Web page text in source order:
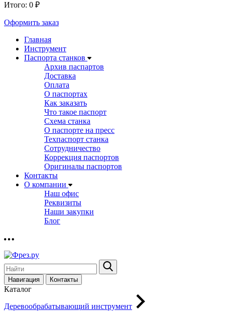
Итого: 0 ₽
Оформить заказ
Главная
Инструмент
Паспорта станков
Архив паспартов
Доставка
Оплата
О паспортах
Как заказать
Что такое паспорт
Схема станка
О паспорте на пресс
Техпаспорт станка
Сотрудничество
Коррекция паспортов
Оригиналы паспортов
Контакты
О компании
Наш офис
Реквизиты
Наши закупки
Блог
Навигация Контакты
Каталог
Деревообрабатывающий инструмент